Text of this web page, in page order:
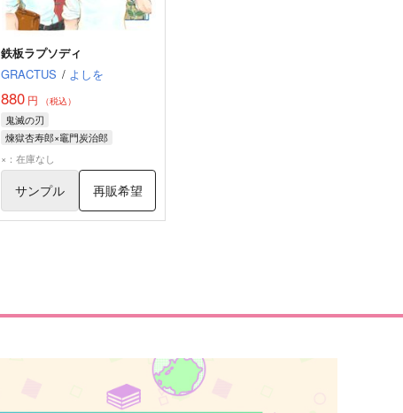
鉄板ラプソディ
GRACTUS / よしを
880 円 （税込）
鬼滅の刃
煉獄杏寿郎×竈門炭治郎
煉獄杏寿郎
×：在庫なし
サンプル 再販希望